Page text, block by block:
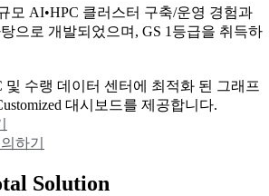
모 AI•HPC 클러스터 구축/운영 경험과
으로 개발되었으며, GS 1등급을 취득하
및 수랭 데이터 센터에 최적화 된 그래프
대시보드를 제공합니다.
하기
Solution